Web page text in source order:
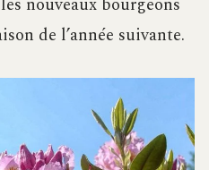
de l’année suivante.